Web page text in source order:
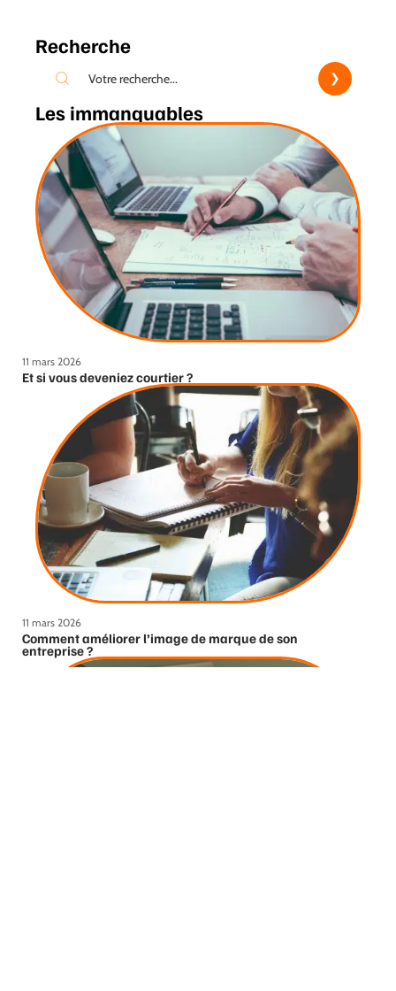
Recherche
Les immanquables
11 mars 2026
Et si vous deveniez courtier ?
11 mars 2026
Comment améliorer l’image de marque de son
entreprise ?